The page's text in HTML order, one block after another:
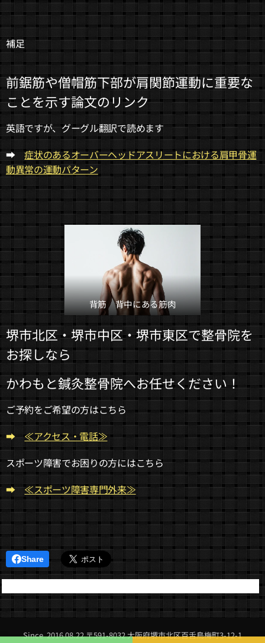
補足
前鋸筋や僧帽筋下部が肩関節運動に重要な
ことを示す論文のリンク
英語ですが、グーグル翻訳で読めます
➡症状のあるオーバーヘッドアスリートにおける肩甲骨運
動異常の運動パターン
背筋 背中にある筋肉
堺市北区・堺市中区・堺市東区で整骨院を
お探しなら
かわもと鍼灸整骨院へお任せください！
ご予約をご希望の方はこちら
➡≪アクセス・電話≫
スポーツ障害でお困りの方にはこちら
➡≪スポーツ障害専門外来≫
Share
Since 2016 08.22 〒591-8032 大阪府堺市北区百舌鳥梅町3-12-1